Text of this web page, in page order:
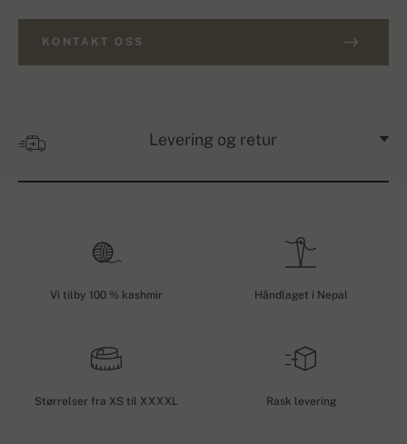
KONTAKT OSS
Levering og retur
Vi tilby 100 % kashmir Håndlaget i Nepal
Størrelser fra XS til XXXXL Rask levering